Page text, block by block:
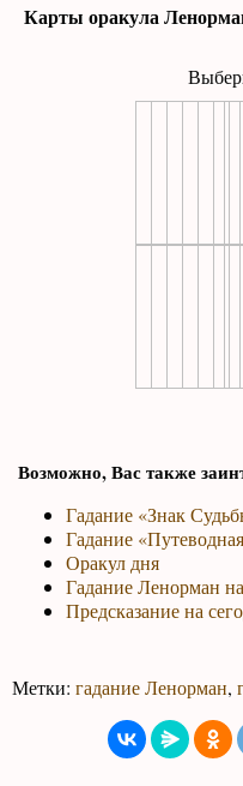
Карты оракула
Возможно, Вас также
Гадание «Знак
Гадание
Оракул дня
Гадание Ленорман
Предсказание на
Метки:гадание Ленорман,